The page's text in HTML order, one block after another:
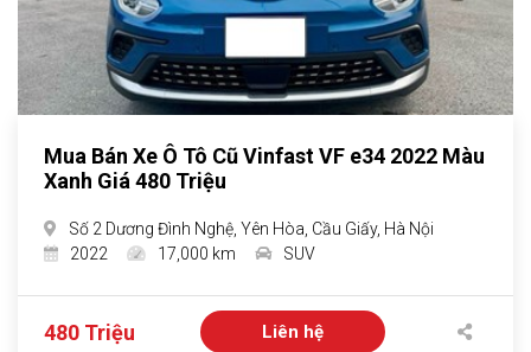
Mua Bán Xe Ô Tô Cũ Vinfast VF e34 2022 Màu
Xanh Giá 480 Triệu
Số 2 Dương Đình Nghệ, Yên Hòa, Cầu Giấy, Hà Nội
2022
17,000 km SUV
480 Triệu Liên hệ